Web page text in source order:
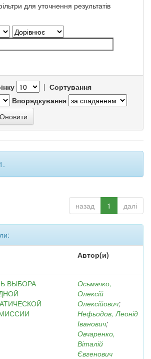
для уточнення результатів
| Сортування
Впорядкування
назад 1 далі
Автор(и)
ВЫБОРА
Осьмачко,
Олексій
Олексійович;
Нефьодов, Леонід
Іванович;
Овчаренко,
Віталій
Євгенович